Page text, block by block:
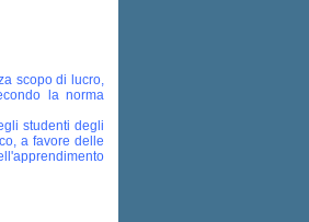
scopo di lucro,
la norma
studenti degli
a favore delle